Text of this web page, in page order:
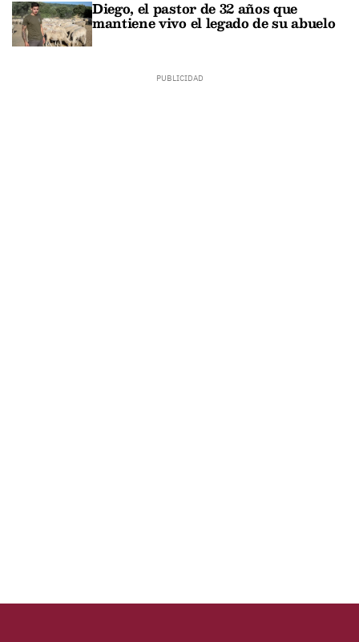
Diego, el pastor de 32 años que
mantiene vivo el legado de su abuelo